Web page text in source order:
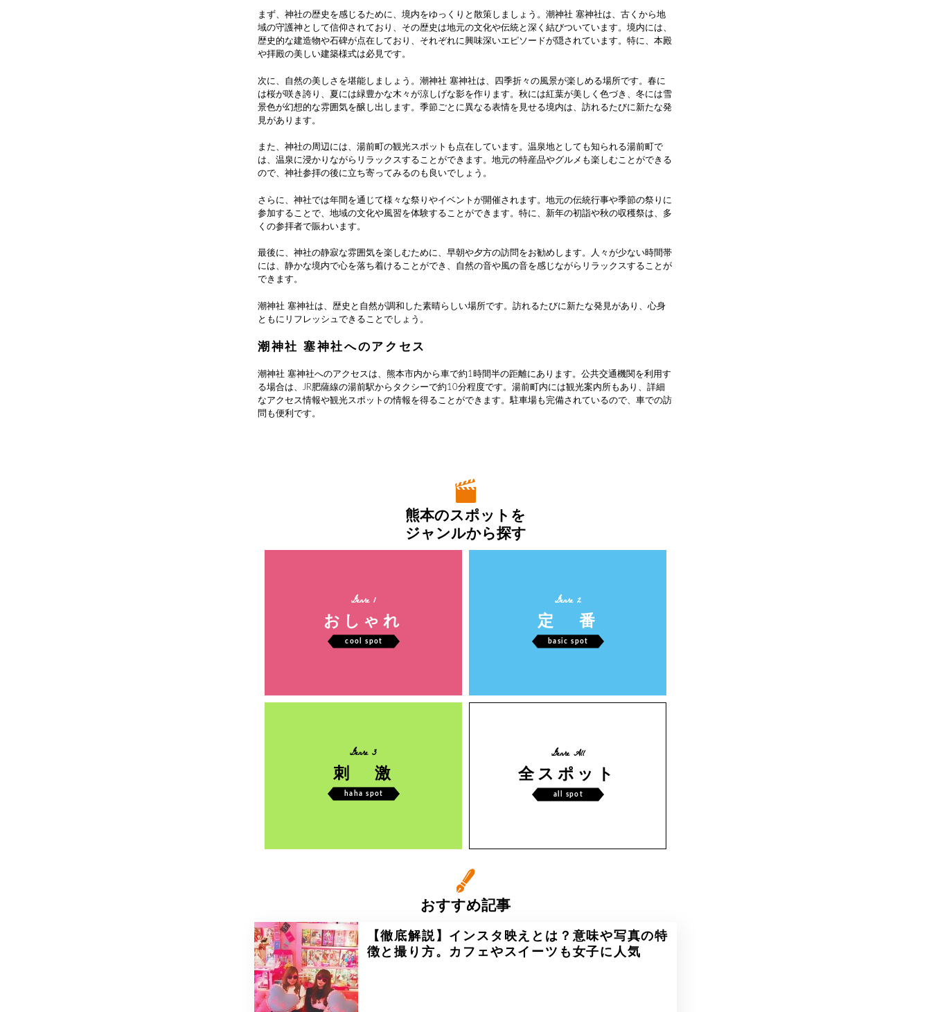
まず、神社の歴史を感じるために、境内をゆっくりと散策しましょう。潮神社 塞神社は、古くから地
域の守護神として信仰されており、その歴史は地元の文化や伝統と深く結びついています。境内には、
歴史的な建造物や石碑が点在しており、それぞれに興味深いエピソードが隠されています。特に、本殿
や拝殿の美しい建築様式は必見です。
次に、自然の美しさを堪能しましょう。潮神社 塞神社は、四季折々の風景が楽しめる場所です。春に
は桜が咲き誇り、夏には緑豊かな木々が涼しげな影を作ります。秋には紅葉が美しく色づき、冬には雪
景色が幻想的な雰囲気を醸し出します。季節ごとに異なる表情を見せる境内は、訪れるたびに新たな発
見があります。
また、神社の周辺には、湯前町の観光スポットも点在しています。温泉地としても知られる湯前町で
は、温泉に浸かりながらリラックスすることができます。地元の特産品やグルメも楽しむことができる
ので、神社参拝の後に立ち寄ってみるのも良いでしょう。
さらに、神社では年間を通じて様々な祭りやイベントが開催されます。地元の伝統行事や季節の祭りに
参加することで、地域の文化や風習を体験することができます。特に、新年の初詣や秋の収穫祭は、多
くの参拝者で賑わいます。
最後に、神社の静寂な雰囲気を楽しむために、早朝や夕方の訪問をお勧めします。人々が少ない時間帯
には、静かな境内で心を落ち着けることができ、自然の音や風の音を感じながらリラックスすることが
できます。
潮神社 塞神社は、歴史と自然が調和した素晴らしい場所です。訪れるたびに新たな発見があり、心身
ともにリフレッシュできることでしょう。
潮神社 塞神社へのアクセス
潮神社 塞神社へのアクセスは、熊本市内から車で約1時間半の距離にあります。公共交通機関を利用す
る場合は、JR肥薩線の湯前駅からタクシーで約10分程度です。湯前町内には観光案内所もあり、詳細
なアクセス情報や観光スポットの情報を得ることができます。駐車場も完備されているので、車での訪
問も便利です。
熊本のスポットを
ジャンルから探す
Genre 1
おしゃれ
cool spot
Genre 2
定 番
basic spot
Genre 3
刺 激
haha spot
Genre All
全スポット
all spot
おすすめ記事
【徹底解説】インスタ映えとは？意味や写真の特
徴と撮り方。カフェやスイーツも女子に人気